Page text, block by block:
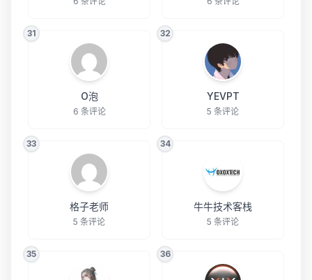
31
O泡
6 条评论
32
YEVPT
5 条评论
33
格子老师
5 条评论
34
牛牛技术客栈
5 条评论
35 36